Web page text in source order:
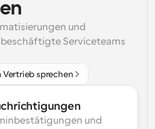
und
Serviceteams
Vertrieb sprechen
und